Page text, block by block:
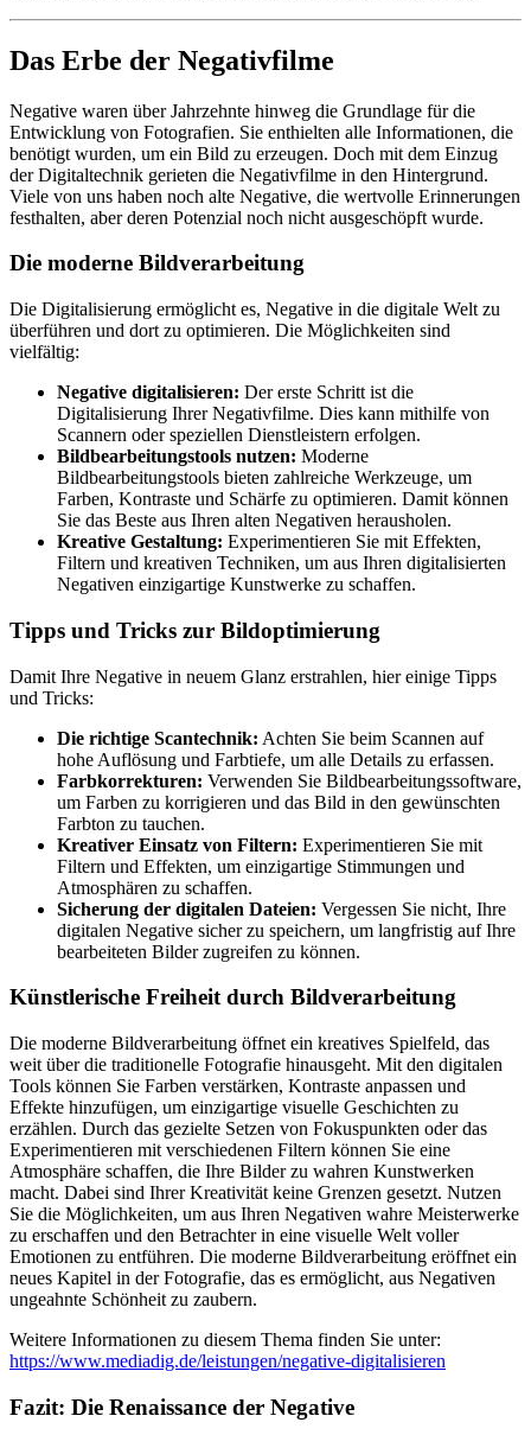
Das Erbe der Negativfilme
Negative waren über Jahrzehnte hinweg die Grundlage für die
Entwicklung von Fotografien. Sie enthielten alle Informationen, die
benötigt wurden, um ein Bild zu erzeugen. Doch mit dem Einzug
der Digitaltechnik gerieten die Negativfilme in den Hintergrund.
Viele von uns haben noch alte Negative, die wertvolle Erinnerungen
festhalten, aber deren Potenzial noch nicht ausgeschöpft wurde.
Die moderne Bildverarbeitung
Die Digitalisierung ermöglicht es, Negative in die digitale Welt zu
überführen und dort zu optimieren. Die Möglichkeiten sind
vielfältig:
Negative digitalisieren: Der erste Schritt ist die
Digitalisierung Ihrer Negativfilme. Dies kann mithilfe von
Scannern oder speziellen Dienstleistern erfolgen.
Bildbearbeitungstools nutzen: Moderne
Bildbearbeitungstools bieten zahlreiche Werkzeuge, um
Farben, Kontraste und Schärfe zu optimieren. Damit können
Sie das Beste aus Ihren alten Negativen herausholen.
Kreative Gestaltung: Experimentieren Sie mit Effekten,
Filtern und kreativen Techniken, um aus Ihren digitalisierten
Negativen einzigartige Kunstwerke zu schaffen.
Tipps und Tricks zur Bildoptimierung
Damit Ihre Negative in neuem Glanz erstrahlen, hier einige Tipps
und Tricks:
Die richtige Scantechnik: Achten Sie beim Scannen auf
hohe Auflösung und Farbtiefe, um alle Details zu erfassen.
Farbkorrekturen: Verwenden Sie Bildbearbeitungssoftware,
um Farben zu korrigieren und das Bild in den gewünschten
Farbton zu tauchen.
Kreativer Einsatz von Filtern: Experimentieren Sie mit
Filtern und Effekten, um einzigartige Stimmungen und
Atmosphären zu schaffen.
Sicherung der digitalen Dateien: Vergessen Sie nicht, Ihre
digitalen Negative sicher zu speichern, um langfristig auf Ihre
bearbeiteten Bilder zugreifen zu können.
Künstlerische Freiheit durch Bildverarbeitung
Die moderne Bildverarbeitung öffnet ein kreatives Spielfeld, das
weit über die traditionelle Fotografie hinausgeht. Mit den digitalen
Tools können Sie Farben verstärken, Kontraste anpassen und
Effekte hinzufügen, um einzigartige visuelle Geschichten zu
erzählen. Durch das gezielte Setzen von Fokuspunkten oder das
Experimentieren mit verschiedenen Filtern können Sie eine
Atmosphäre schaffen, die Ihre Bilder zu wahren Kunstwerken
macht. Dabei sind Ihrer Kreativität keine Grenzen gesetzt. Nutzen
Sie die Möglichkeiten, um aus Ihren Negativen wahre Meisterwerke
zu erschaffen und den Betrachter in eine visuelle Welt voller
Emotionen zu entführen. Die moderne Bildverarbeitung eröffnet ein
neues Kapitel in der Fotografie, das es ermöglicht, aus Negativen
ungeahnte Schönheit zu zaubern.
Weitere Informationen zu diesem Thema finden Sie unter:
https://www.mediadig.de/leistungen/negative-digitalisieren
Fazit: Die Renaissance der Negative